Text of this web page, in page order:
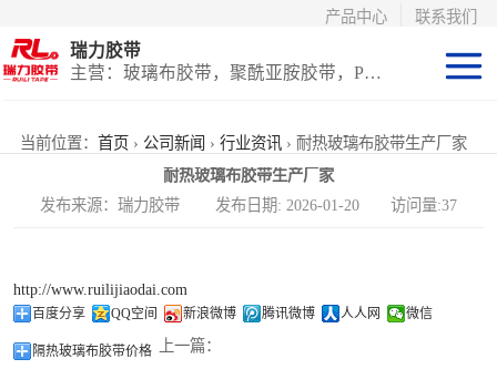
联系我们
产品中心
瑞力胶带
主营：玻璃布胶带，聚酰亚胺胶带，PET高温胶带，耐高温保护膜
当前位置： 首页 › 公司新闻 › 行业资讯 › 耐热玻璃布胶带生产厂家
耐热玻璃布胶带生产厂家
发布来源：瑞力胶带 发布日期: 2026-01-20 访问量:37
http://www.ruilijiaodai.com
百度分享 QQ空间 新浪微博 腾讯微博 人人网 微信
上一篇：
隔热玻璃布胶带价格
聚酰亚胺系列
玻璃布胶带（特
（保护膜）
等离子热喷涂胶
带
防火陶瓷化硅胶